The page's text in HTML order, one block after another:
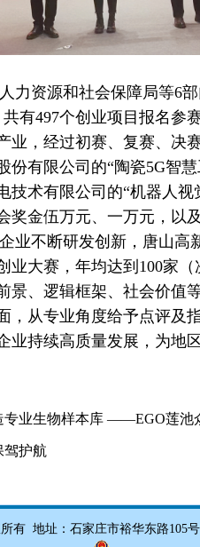
力资源和社会保障局等6
共有497个创业项目报名参
业，经过初赛、复赛、决
份有限公司的“陶瓷5G智
技术有限公司的“机器人
奖金伍万元、一万元，以
业不断研发创新，唐山高
业大赛，年均达到 100家（
景、逻辑框架、社会价值
，从专业角度给予点评及
业持续高质量发展，为地
专业生物样本库 ——EGO莲池
驾护航
有 地址：石家庄市裕华东路105号